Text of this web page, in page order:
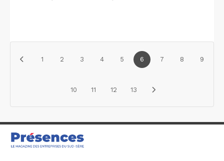
1 2 3 4 5 6 7 8 9
10 11 12 13